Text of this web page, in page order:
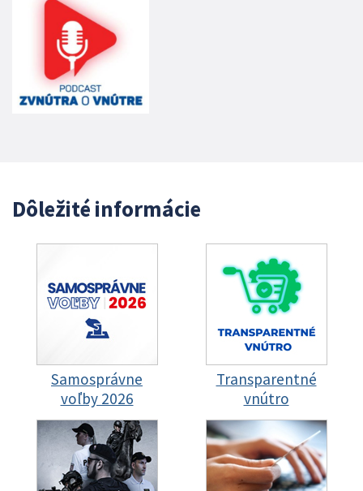
Dôležité informácie
Samosprávne
voľby 2026
Transparentné
vnútro